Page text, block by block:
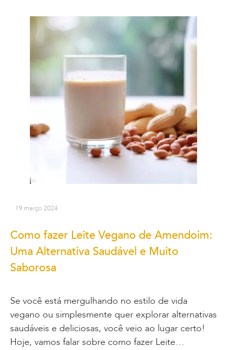
19 março 2024
Como fazer Leite Vegano de Amendoim:
Uma Alternativa Saudável e Muito
Saborosa
Se você está mergulhando no estilo de vida
vegano ou simplesmente quer explorar alternativas
saudáveis e deliciosas, você veio ao lugar certo!
Hoje, vamos falar sobre como fazer Leite…